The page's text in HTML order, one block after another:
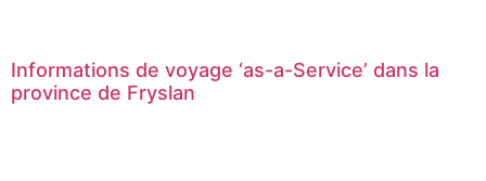
Informations de voyage ‘as-a-Service’ dans la
province de Fryslan